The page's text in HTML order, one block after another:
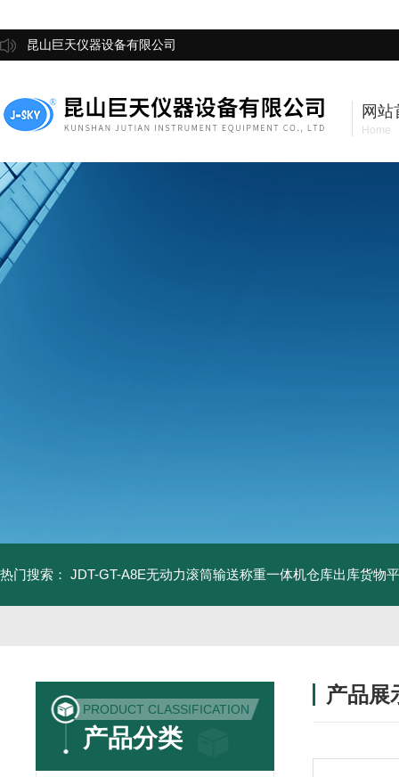
昆山巨天仪器设备有限公司
网站
Home
热门搜索： JDT-GT-A8E无动力滚筒输送称重一体机仓库出库货物
PRODUCT CLASSIFICATION
产品分类
产品展